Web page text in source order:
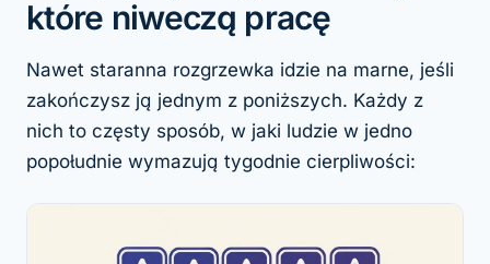
które niweczą pracę
Nawet staranna rozgrzewka idzie na marne, jeśli
zakończysz ją jednym z poniższych. Każdy z
nich to częsty sposób, w jaki ludzie w jedno
popołudnie wymazują tygodnie cierpliwości: